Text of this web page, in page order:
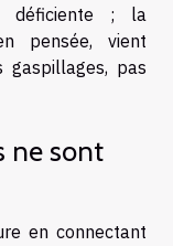
déficiente ; la
pensée, vient
gaspillages, pas
ne sont
en connectant